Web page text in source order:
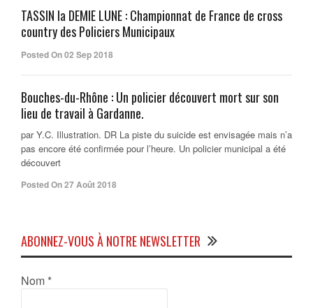
TASSIN la DEMIE LUNE : Championnat de France de cross
country des Policiers Municipaux
Posted On 02 Sep 2018
Bouches-du-Rhône : Un policier découvert mort sur son
lieu de travail à Gardanne.
par Y.C. Illustration. DR La piste du suicide est envisagée mais n’a
pas encore été confirmée pour l’heure. Un policier municipal a été
découvert
Posted On 27 Août 2018
ABONNEZ-VOUS À NOTRE NEWSLETTER
Nom *